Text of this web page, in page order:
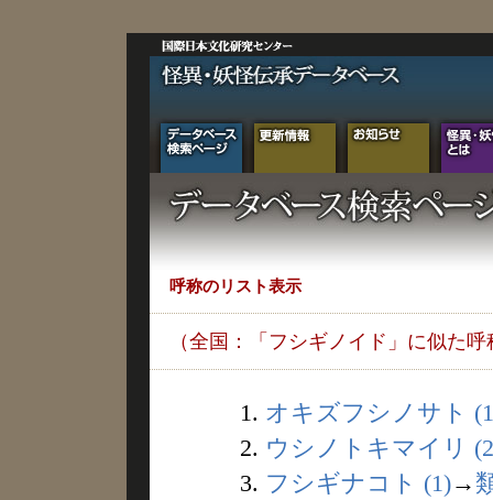
呼称のリスト表示
（全国：「フシギノイド」に似た呼
1. オキズフシノサト
2. ウシノトキマイリ
3. フシギナコト (1)→